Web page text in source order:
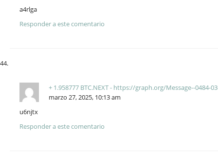
a4rlga
Responder a este comentario
+ 1.958777 BTC.NEXT - https://graph.org/Message--0484-
marzo 27, 2025, 10:13 am
u6njtx
Responder a este comentario